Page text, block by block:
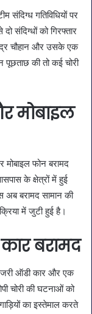
गतिविधियों पर
संदिग्धों को गिरफ्तार
चौहान और उसके एक
की तो कई चोरी
मोबाइल
फोन बरामद
के क्षेत्रों में हुई
अब बरामद सामान की
में जुटी हुई है।
बरामद
ऑडी कार और एक
चोरी की घटनाओं को
का इस्तेमाल करते